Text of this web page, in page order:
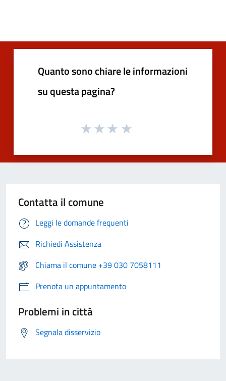
Quanto sono chiare le informazioni
su questa pagina?
Contatta il comune
Leggi le domande frequenti
Richiedi Assistenza
Chiama il comune +39 030 7058111
Prenota un appuntamento
Problemi in città
Segnala disservizio